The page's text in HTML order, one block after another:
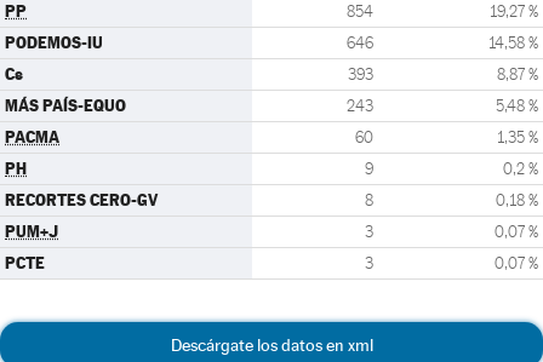
PP 854 19,27 %
PODEMOS-IU 646 14,58 %
Cs 393 8,87 %
MÁS PAÍS-EQUO 243 5,48 %
PACMA 60 1,35 %
PH 9 0,2 %
RECORTES CERO-GV 8 0,18 %
PUM+J 3 0,07 %
PCTE 3 0,07 %
Descárgate los datos en xml